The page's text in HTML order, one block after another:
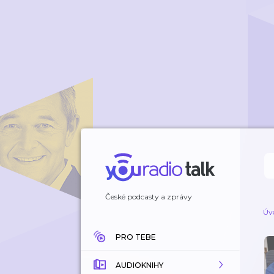
České podcasty a zprávy
PRO TEBE
AUDIOKNIHY